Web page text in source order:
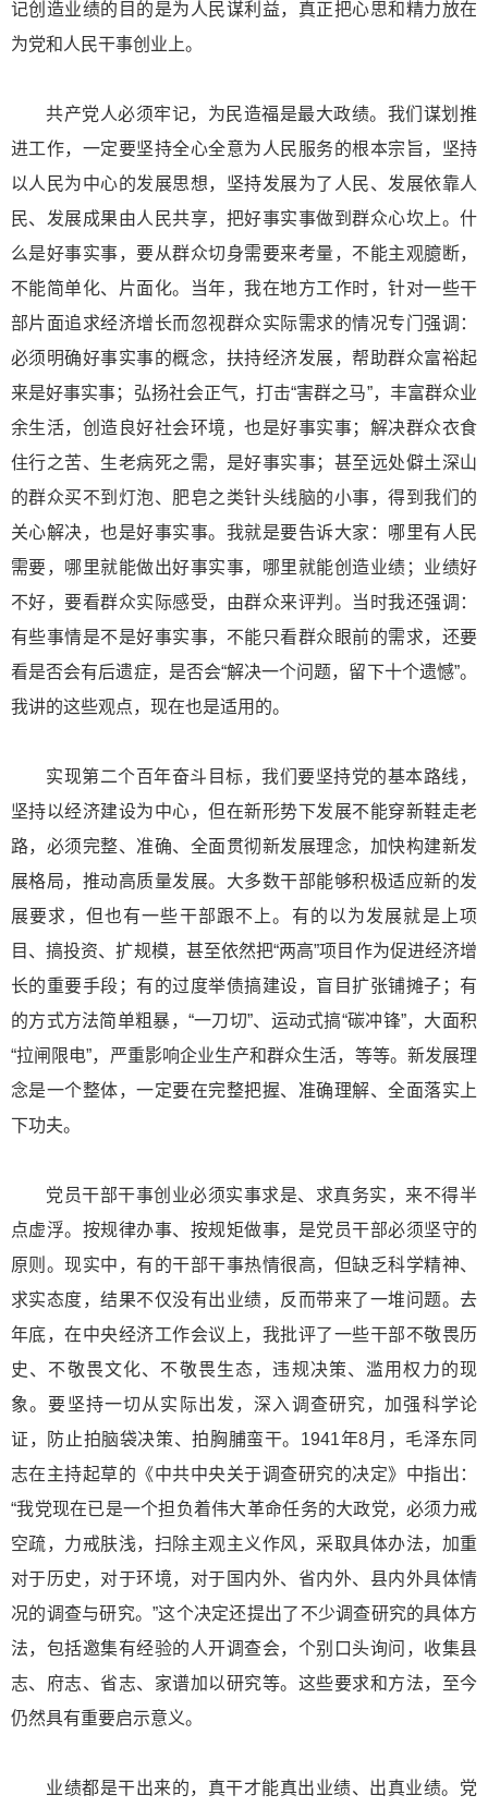
记创造业绩的目的是为人民谋利益，真正把心思和精力放在
为党和人民干事创业上。
共产党人必须牢记，为民造福是最大政绩。我们谋划推
进工作，一定要坚持全心全意为人民服务的根本宗旨，坚持
以人民为中心的发展思想，坚持发展为了人民、发展依靠人
民、发展成果由人民共享，把好事实事做到群众心坎上。什
么是好事实事，要从群众切身需要来考量，不能主观臆断，
不能简单化、片面化。当年，我在地方工作时，针对一些干
部片面追求经济增长而忽视群众实际需求的情况专门强调：
必须明确好事实事的概念，扶持经济发展，帮助群众富裕起
来是好事实事；弘扬社会正气，打击“害群之马”，丰富群众业
余生活，创造良好社会环境，也是好事实事；解决群众衣食
住行之苦、生老病死之需，是好事实事；甚至远处僻土深山
的群众买不到灯泡、肥皂之类针头线脑的小事，得到我们的
关心解决，也是好事实事。我就是要告诉大家：哪里有人民
需要，哪里就能做出好事实事，哪里就能创造业绩；业绩好
不好，要看群众实际感受，由群众来评判。当时我还强调：
有些事情是不是好事实事，不能只看群众眼前的需求，还要
看是否会有后遗症，是否会“解决一个问题，留下十个遗憾”。
我讲的这些观点，现在也是适用的。
实现第二个百年奋斗目标，我们要坚持党的基本路线，
坚持以经济建设为中心，但在新形势下发展不能穿新鞋走老
路，必须完整、准确、全面贯彻新发展理念，加快构建新发
展格局，推动高质量发展。大多数干部能够积极适应新的发
展要求，但也有一些干部跟不上。有的以为发展就是上项
目、搞投资、扩规模，甚至依然把“两高”项目作为促进经济增
长的重要手段；有的过度举债搞建设，盲目扩张铺摊子；有
的方式方法简单粗暴，“一刀切”、运动式搞“碳冲锋”，大面积
“拉闸限电”，严重影响企业生产和群众生活，等等。新发展理
念是一个整体，一定要在完整把握、准确理解、全面落实上
下功夫。
党员干部干事创业必须实事求是、求真务实，来不得半
点虚浮。按规律办事、按规矩做事，是党员干部必须坚守的
原则。现实中，有的干部干事热情很高，但缺乏科学精神、
求实态度，结果不仅没有出业绩，反而带来了一堆问题。去
年底，在中央经济工作会议上，我批评了一些干部不敬畏历
史、不敬畏文化、不敬畏生态，违规决策、滥用权力的现
象。要坚持一切从实际出发，深入调查研究，加强科学论
证，防止拍脑袋决策、拍胸脯蛮干。1941年8月，毛泽东同
志在主持起草的《中共中央关于调查研究的决定》中指出：
“我党现在已是一个担负着伟大革命任务的大政党，必须力戒
空疏，力戒肤浅，扫除主观主义作风，采取具体办法，加重
对于历史，对于环境，对于国内外、省内外、县内外具体情
况的调查与研究。”这个决定还提出了不少调查研究的具体方
法，包括邀集有经验的人开调查会，个别口头询问，收集县
志、府志、省志、家谱加以研究等。这些要求和方法，至今
仍然具有重要启示意义。
业绩都是干出来的，真干才能真出业绩、出真业绩。党